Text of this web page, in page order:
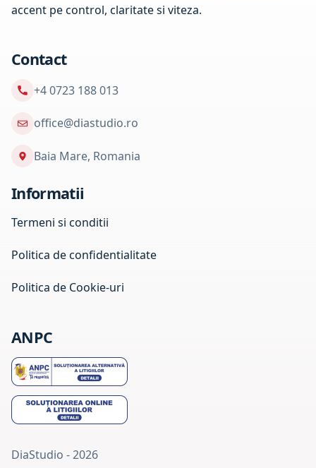
accent pe control, claritate si viteza.
Contact
+4 0723 188 013
office@diastudio.ro
Baia Mare, Romania
Informatii
Termeni si conditii
Politica de confidentialitate
Politica de Cookie-uri
ANPC
DiaStudio - 2026